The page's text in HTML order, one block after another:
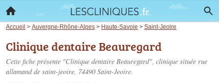
Accueil > Auvergne-Rhône-Alpes > Haute-Savoie > Saint-Jeoire
Clinique dentaire Beauregard
Cette fiche présente "Clinique dentaire Beauregard", clinique située rue
allamand de saint-jeoire, 74490 Saint-Jeoire.